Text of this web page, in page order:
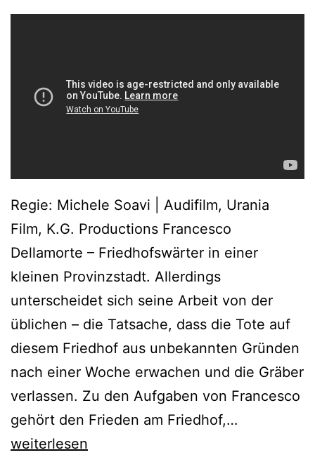
Regie: Michele Soavi | Audifilm, Urania
Film, K.G. Productions Francesco
Dellamorte – Friedhofswärter in einer
kleinen Provinzstadt. Allerdings
unterscheidet sich seine Arbeit von der
üblichen – die Tatsache, dass die Tote auf
diesem Friedhof aus unbekannten Gründen
nach einer Woche erwachen und die Gräber
verlassen. Zu den Aufgaben von Francesco
gehört den Frieden am Friedhof,…
weiterlesen